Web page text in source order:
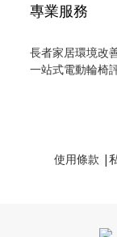
專業服務
長者家居環境改
一站式電動輪椅
使用條款 |